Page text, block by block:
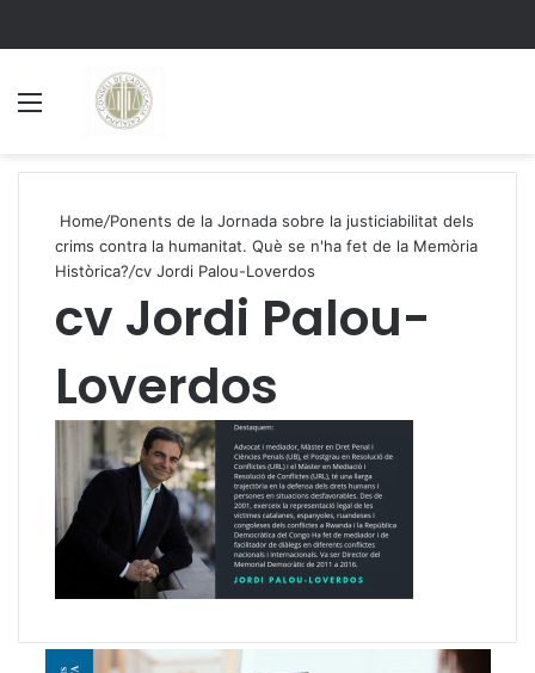
Home/Ponents de la Jornada sobre la justiciabilitat dels
crims contra la humanitat. Què se n'ha fet de la Memòria
Històrica?/cv Jordi Palou-Loverdos
cv Jordi Palou-
Loverdos